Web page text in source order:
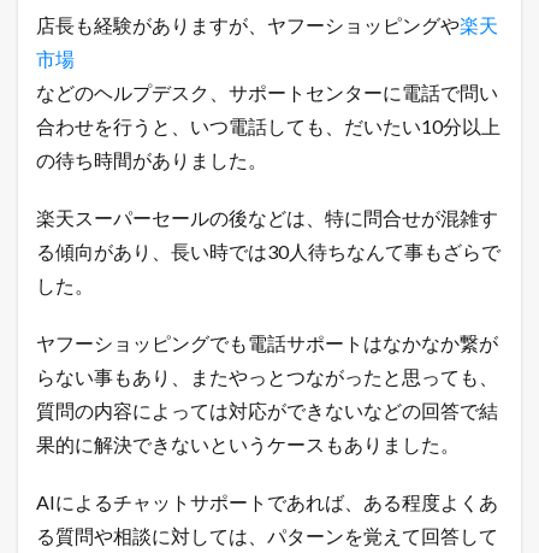
で
5
の
方
1.2
れ
ト
シ
ョ
ッ
の
意
ル
店長も経験がありますが、ヤフーショッピングや楽天
市場
などのヘルプデスク、サポートセンターに電話で問い
合わせを行うと、いつ電話しても、だいたい10分以上
の待ち時間がありました。
楽天スーパーセールの後などは、特に問合せが混雑す
る傾向があり、長い時では30人待ちなんて事もざらで
した。
ヤフーショッピングでも電話サポートはなかなか繋が
らない事もあり、またやっとつながったと思っても、
質問の内容によっては対応ができないなどの回答で結
果的に解決できないというケースもありました。
AIによるチャットサポートであれば、ある程度よくあ
る質問や相談に対しては、パターンを覚えて回答して